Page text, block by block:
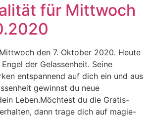
für Mittwoch
den 7. Oktober 2020. Heute
der Gelassenheit. Seine
entspannend auf dich ein und aus
gewinnst du neue
Leben.Möchtest du die Gratis-
dann trage dich auf magie-